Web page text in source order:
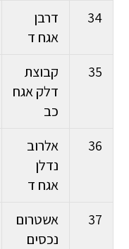
34
דרבן
אגח ד
35
קבוצת
דלק אגח
כב
36
אלרוב
נדלן
אגח ד
37
אשטרום
נכסים